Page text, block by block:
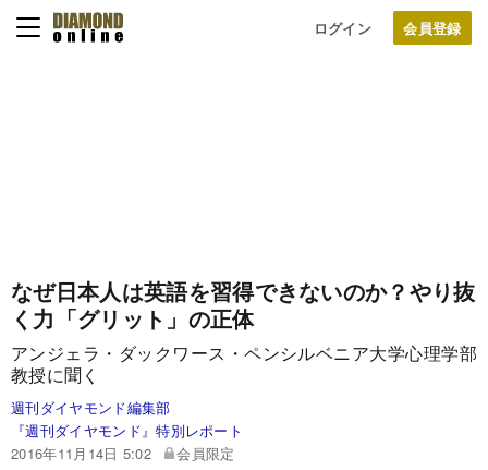
ログイン
なぜ日本人は英語を習得できないのか？やり抜
く力「グリット」の正体
アンジェラ・ダックワース・ペンシルベニア大学心理学部
教授に聞く
週刊ダイヤモンド編集部
『週刊ダイヤモンド』特別レポート
2016年11月14日 5:02
会員限定